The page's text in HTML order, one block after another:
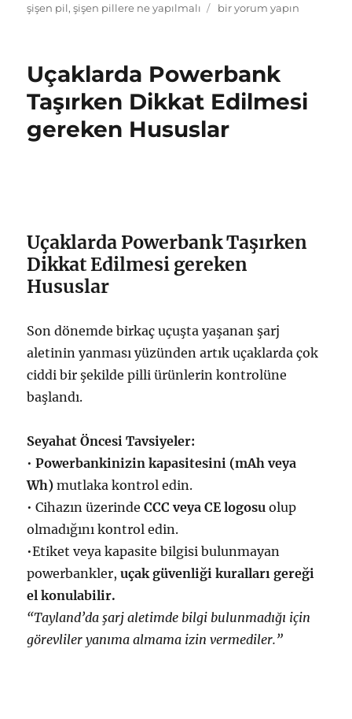
şişen pil,şişen pillere ne yapılmalı
Mobil
şişme
ne
yapılmalı?
için
bir yorum yapın
Uçaklarda Powerbank
Taşırken Dikkat Edilmesi
gereken Hususlar
Uçaklarda Powerbank Taşırken
Dikkat Edilmesi gereken
Hususlar
Son dönemde birkaç uçuşta yaşanan şarj
aletinin yanması yüzünden artık uçaklarda çok
ciddi bir şekilde pilli ürünlerin kontrolüne
başlandı.
Seyahat Öncesi Tavsiyeler:
•Powerbankinizin kapasitesini (mAh veya
Wh) mutlaka kontrol edin.
• Cihazın üzerindeCCC veya CE logosu olup
olmadığını kontrol edin.
•Etiket veya kapasite bilgisi bulunmayan
powerbankler,uçak güvenliği kuralları gereği
el konulabilir.
“Tayland’da şarj aletimde bilgi bulunmadığı için
görevliler yanıma almama izin vermediler.”